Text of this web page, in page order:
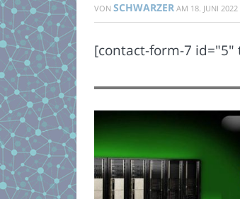
VON SCHWARZER AM 18. JUNI 2022
[contact-form-7